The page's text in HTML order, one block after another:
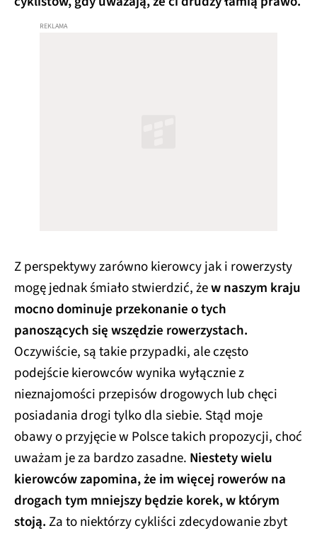
Z perspektywy zarówno kierowcy jak i rowerzysty
mogę jednak śmiało stwierdzić, żew naszym kraju
mocno dominuje przekonanie o tych
panoszących się wszędzie rowerzystach.
Oczywiście, są takie przypadki, ale często
podejście kierowców wynika wyłącznie z
nieznajomości przepisów drogowych lub chęci
posiadania drogi tylko dla siebie. Stąd moje
obawy o przyjęcie w Polsce takich propozycji, choć
uważam je za bardzo zasadne. Niestety wielu
kierowców zapomina, że im więcej rowerów na
drogach tym mniejszy będzie korek, w którym
stoją.Za to niektórzy cykliści zdecydowanie zbyt